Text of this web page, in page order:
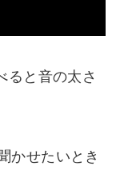
ると音の太さ
かせたいとき